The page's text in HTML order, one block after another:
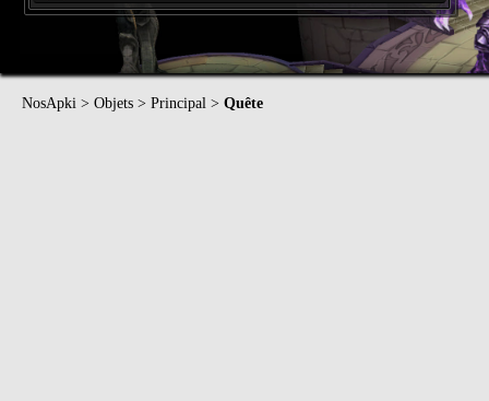
NosApki > Objets > Principal > Quête